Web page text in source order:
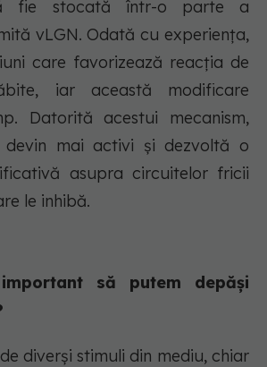
fie stocată într-o parte a
vLGN. Odată cu experiența,
care favorizează reacția de
iar această modificare
Datorită acestui mecanism,
devin mai activi și dezvoltă o
asupra circuitelor fricii
le inhibă.
să putem depăși
diverși stimuli din mediu, chiar